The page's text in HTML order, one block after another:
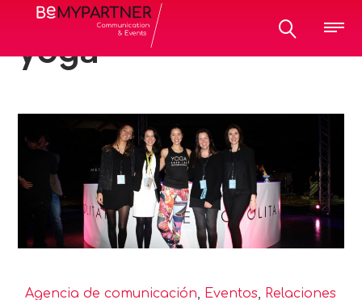
All posts tagged:
yoga
Agencia de comunicación Eventos
Relaciones